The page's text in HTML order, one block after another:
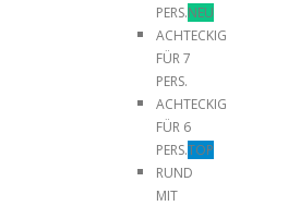
PERS.NEU
ACHTECKIG
FÜR 7
PERS.
ACHTECKIG
FÜR 6
PERS.TOP
RUND
MIT